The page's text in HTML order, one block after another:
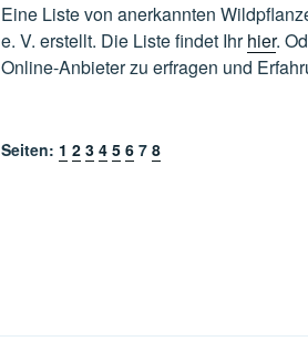
Eine Liste von anerkannten
e. V. erstellt. Die Liste findet Ihrhier.
Online-Anbieter zu erfragen und
Seiten: 1 2 3 4 5 6 7 8